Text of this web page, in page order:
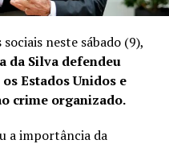
neste sábado (9),
da Silva defendeu
Estados Unidos e
crime organizado.
a importância da